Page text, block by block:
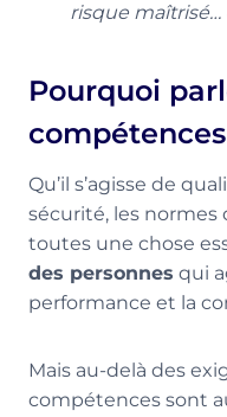
risque maîtrisé…
Pourquoi
Qu’il s’agisse de
sécurité, les
toutes une chose
des personnes qui
performance et la
Mais au-delà des
compétences sont